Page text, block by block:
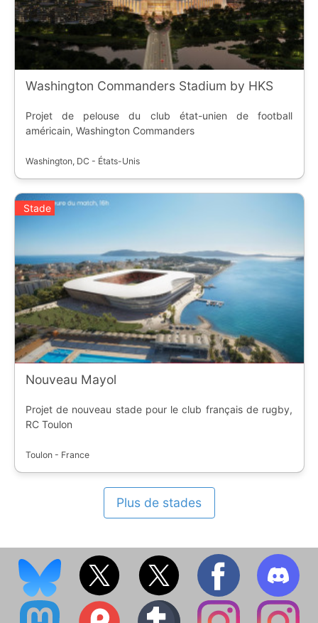
Washington Commanders Stadium by HKS
Projet de pelouse du club état-unien de football
américain, Washington Commanders
Washington, DC - États-Unis
Stade
Nouveau Mayol
Projet de nouveau stade pour le club français de rugby,
RC Toulon
Toulon - France
Plus de stades